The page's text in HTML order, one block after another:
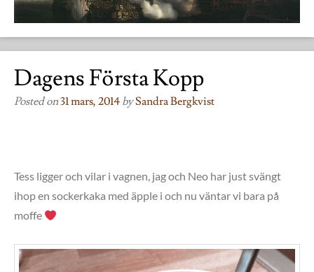
Dagens Första Kopp
Posted on31 mars, 2014 bySandra Bergkvist
Tess ligger och vilar i vagnen, jag och Neo har just svängt
ihop en sockerkaka med äpple i och nu väntar vi bara på
moffe